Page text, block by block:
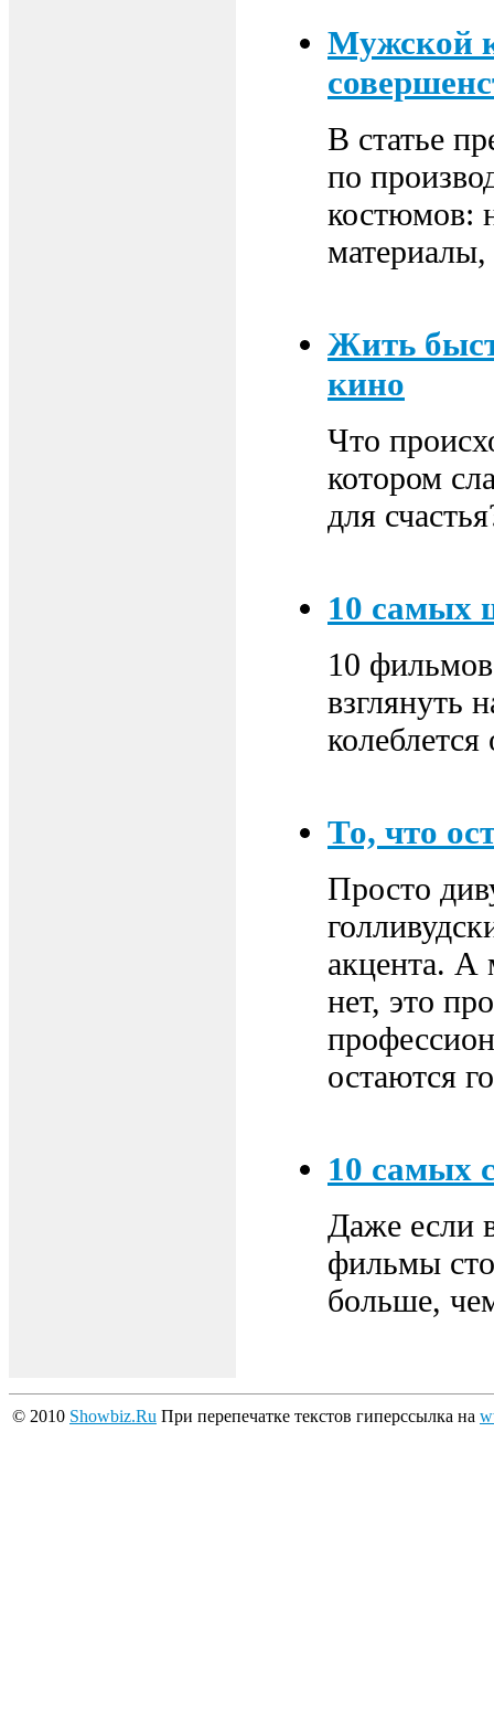
Мужской
В статье
по
костюмов:
Жить
кино
Что
котором
для
10 самых
10
взглянуть
То, что
Просто
акцента. А
нет, это
остаются
10 самых
Даже если
фильмы
больше,
© 2010 Showbiz.Ru При перепечатке текстов гиперссылка на